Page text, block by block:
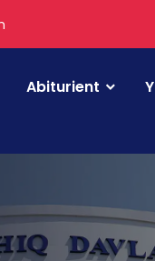
Abiturient